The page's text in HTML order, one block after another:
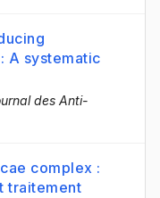
A systematic
des Anti-
complex :
traitement